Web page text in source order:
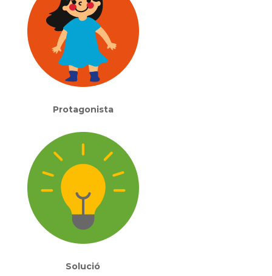
Protagonista
Solució